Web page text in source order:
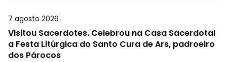
7 agosto 2026
Visitou Sacerdotes. Celebrou na Casa Sacerdotal
a Festa Litúrgica do Santo Cura de Ars, padroeiro
dos Párocos